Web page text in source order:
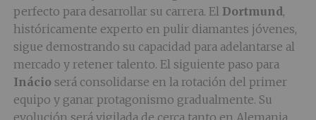
perfecto para desarrollar su carrera. El Dortmund,
históricamente experto en pulir diamantes jóvenes,
sigue demostrando su capacidad para adelantarse al
mercado y retener talento. El siguiente paso para
Inácioserá consolidarse en la rotación del primer
equipo y ganar protagonismo gradualmente. Su
evolución será vigilada de cerca tanto en Alemania